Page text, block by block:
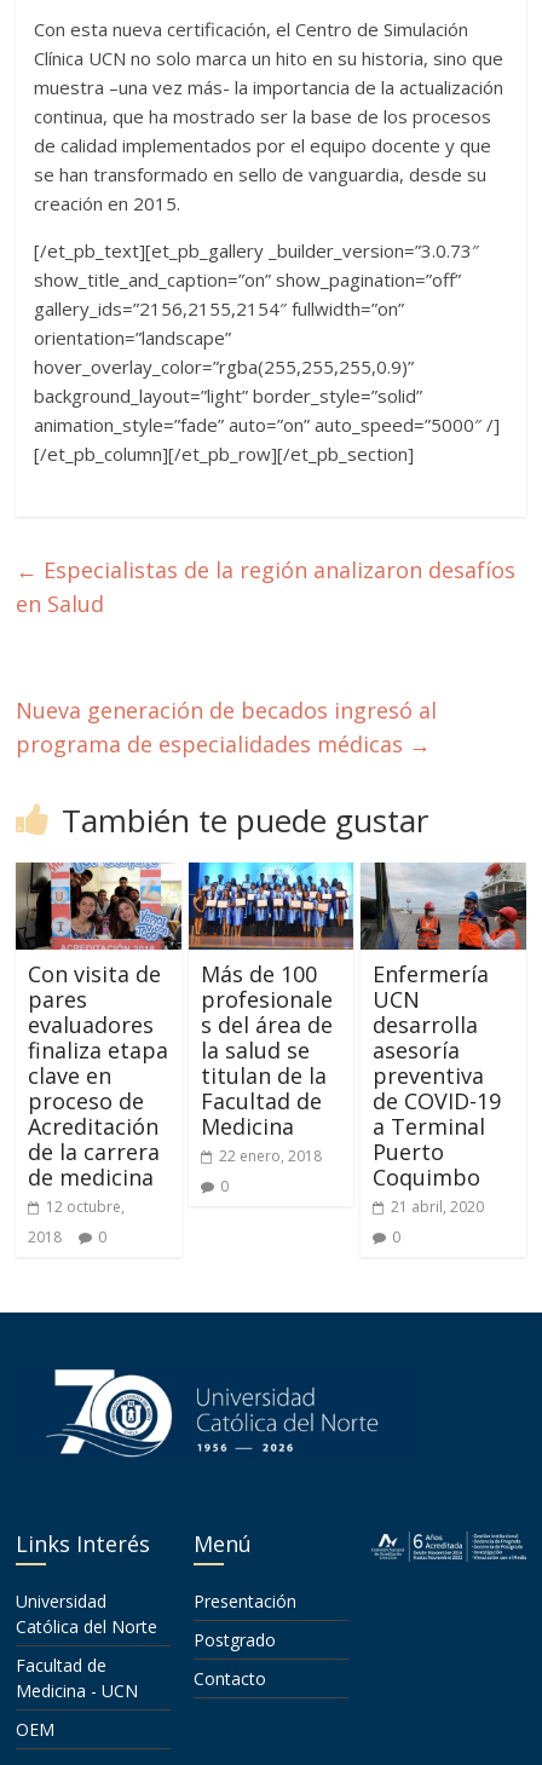
Con esta nueva certificación, el Centro de Simulación
Clínica UCN no solo marca un hito en su historia, sino que
muestra –una vez más- la importancia de la actualización
continua, que ha mostrado ser la base de los procesos
de calidad implementados por el equipo docente y que
se han transformado en sello de vanguardia, desde su
creación en 2015.
[/et_pb_text][et_pb_gallery _builder_version=”3.0.73″
show_title_and_caption=”on” show_pagination=”off”
gallery_ids=”2156,2155,2154″ fullwidth=”on”
orientation=”landscape”
hover_overlay_color=”rgba(255,255,255,0.9)”
background_layout=”light” border_style=”solid”
animation_style=”fade” auto=”on” auto_speed=”5000″ /]
[/et_pb_column][/et_pb_row][/et_pb_section]
← Especialistas de la región analizaron desafíos
en Salud
Nueva generación de becados ingresó al
programa de especialidades médicas →
También te puede gustar
Con visita de
pares
evaluadores
finaliza etapa
clave en
proceso de
Acreditación
de la carrera
de medicina
12 octubre,
2018
0
Más de 100
profesionale
s del área de
la salud se
titulan de la
Facultad de
Medicina
22 enero, 2018
0
Enfermería
UCN
desarrolla
asesoría
preventiva
de COVID-19
a Terminal
Puerto
Coquimbo
21 abril, 2020
0
Links Interés
Universidad
Católica del Norte
Facultad de
Medicina - UCN
OEM
Menú
Presentación
Postgrado
Contacto